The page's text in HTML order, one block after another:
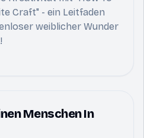
Craft" - ein Leitfaden
weiblicher Wunder
Menschen In